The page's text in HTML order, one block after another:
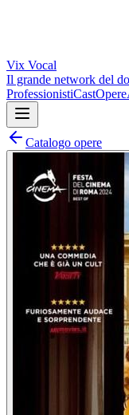
Vix Vocal
Il grande network del
ProfessionistiCastOpere
Catalogo opere